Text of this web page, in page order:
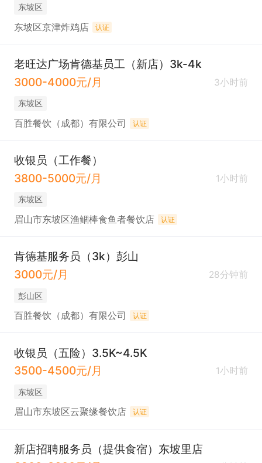
东坡区
东坡区京津炸鸡店 认证
老旺达广场肯德基员工（新店）3k-4k
3000-4000元/月
3小时前
东坡区
百胜餐饮（成都）有限公司 认证
收银员（工作餐）
3800-5000元/月
1小时前
东坡区
眉山市东坡区渔鲴棒食鱼者餐饮店 认证
肯德基服务员（3k）彭山
3000元/月
28分钟前
彭山区
百胜餐饮（成都）有限公司 认证
收银员（五险）3.5K~4.5K
3500-4500元/月
1小时前
东坡区
眉山市东坡区云聚缘餐饮店 认证
新店招聘服务员（提供食宿）东坡里店